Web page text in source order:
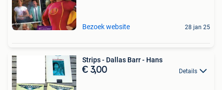
Bezoek website 28 jan 25
Strips - Dallas Barr - Hans
€ 3,00 Details